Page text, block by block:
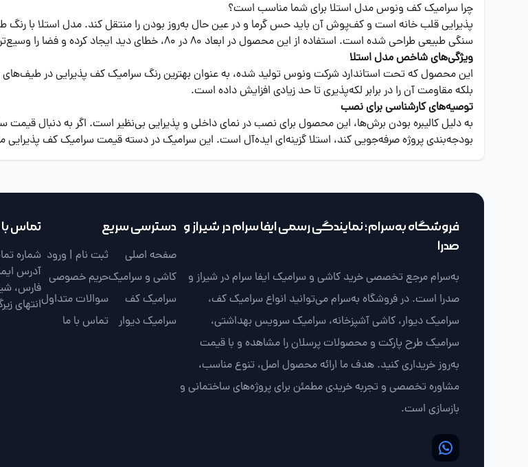
چرا سرامیک کف ونوس مدل استلا برای شما مناسب است؟
پذیرایی قلب خانه است و کف‌پوش آن باید حس گرما و در عین حال به‌روز بودن را منتقل کند. مدل استلا با
سنگی طبیعی طراحی شده است. استفاده از این محصول در ابعاد ۸۰ در ۸۰، خطای دید ایجاد کرده و فضا را وسیع‌تر از ابعاد واقعی نشان می‌دهد.
ویژگی‌های شاخص مدل استلا
این محصول که تحت استاندارد شرکت ونوس تولید شده، به عنوان بهترین رنگ سرامیک کف پذیرایی در
بلکه مقاومت آن را در برابر لکه‌پذیری تا حد زیادی افزایش داده است.
توصیه‌های کارشناسی برای نصب
به دلیل کالیبره بودن برش‌ها، این محصول برای نصب در نمای داخلی و پذیرایی بی‌نظیر است. اگر به دنبال
بودجه‌بندی پروژه صرفه‌جویی کند، استلا گزینه‌ای ایده‌آل است. این سرامیک در دسته قیمت سرامیک کف
فروشگاه به‌سرام؛ نمایندگی رسمی ایفا سرام در شیراز و
صدرا
به‌سرام مرجع تخصصی خرید کاشی و سرامیک ایفا سرام در شیراز و
صدرا است. در فروشگاه به‌سرام می‌توانید انواع سرامیک کف،
سرامیک دیوار، کاشی آشپزخانه، سرامیک سرویس بهداشتی،
سرامیک طرح پارکت و محصولات پرسلان را مشاهده و با قیمت
به‌روز خریداری کنید. هدف ما ارائه محصول اصل، تنوع مناسب،
مشاوره تخصصی و تجربه خریدی مطمئن برای پروژه‌های ساختمانی و
بازسازی است.
دسترسی سریع
صفحه اصلی
کاشی و سرامیک
سرامیک کف
سرامیک دیوار
ثبت نام | ورود
حریم خصوصی
سوالات متداول
تماس با ما
تماس با
شماره
آدرس
انتهای